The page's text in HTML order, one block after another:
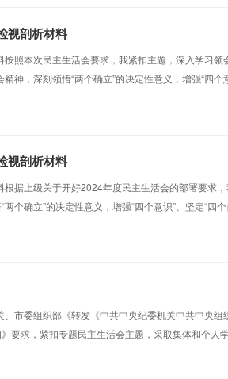
视剖析材料
照本次民主生活会要求，我紧扣主题，深入学习领
神，深刻领悟“两个确立”的决定性意义，增强“四个
个人对照检查情况报告如下。一、主题教育专题民
视剖析材料
据上级关于开好2024年度民主生活会的部署要求
个确立”的决定性意义，增强“四个意识”、坚定“四
素养。一是深入学习党的创新理论，积极参加各类
市委组织部《转发《中共中央纪委机关中共中央
要求，紧扣专题民主生活会主题，采取集体和个人
党的建设和党的自我革命等重要思想，以及关于全